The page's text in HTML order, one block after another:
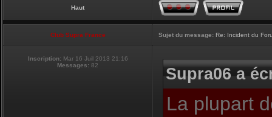
Haut
Club Supra France Sujet du message: Re: Incident du
Inscription: Mar 16 Juil 2013 21:16
Messages: 82 Supra06 a
La plupart